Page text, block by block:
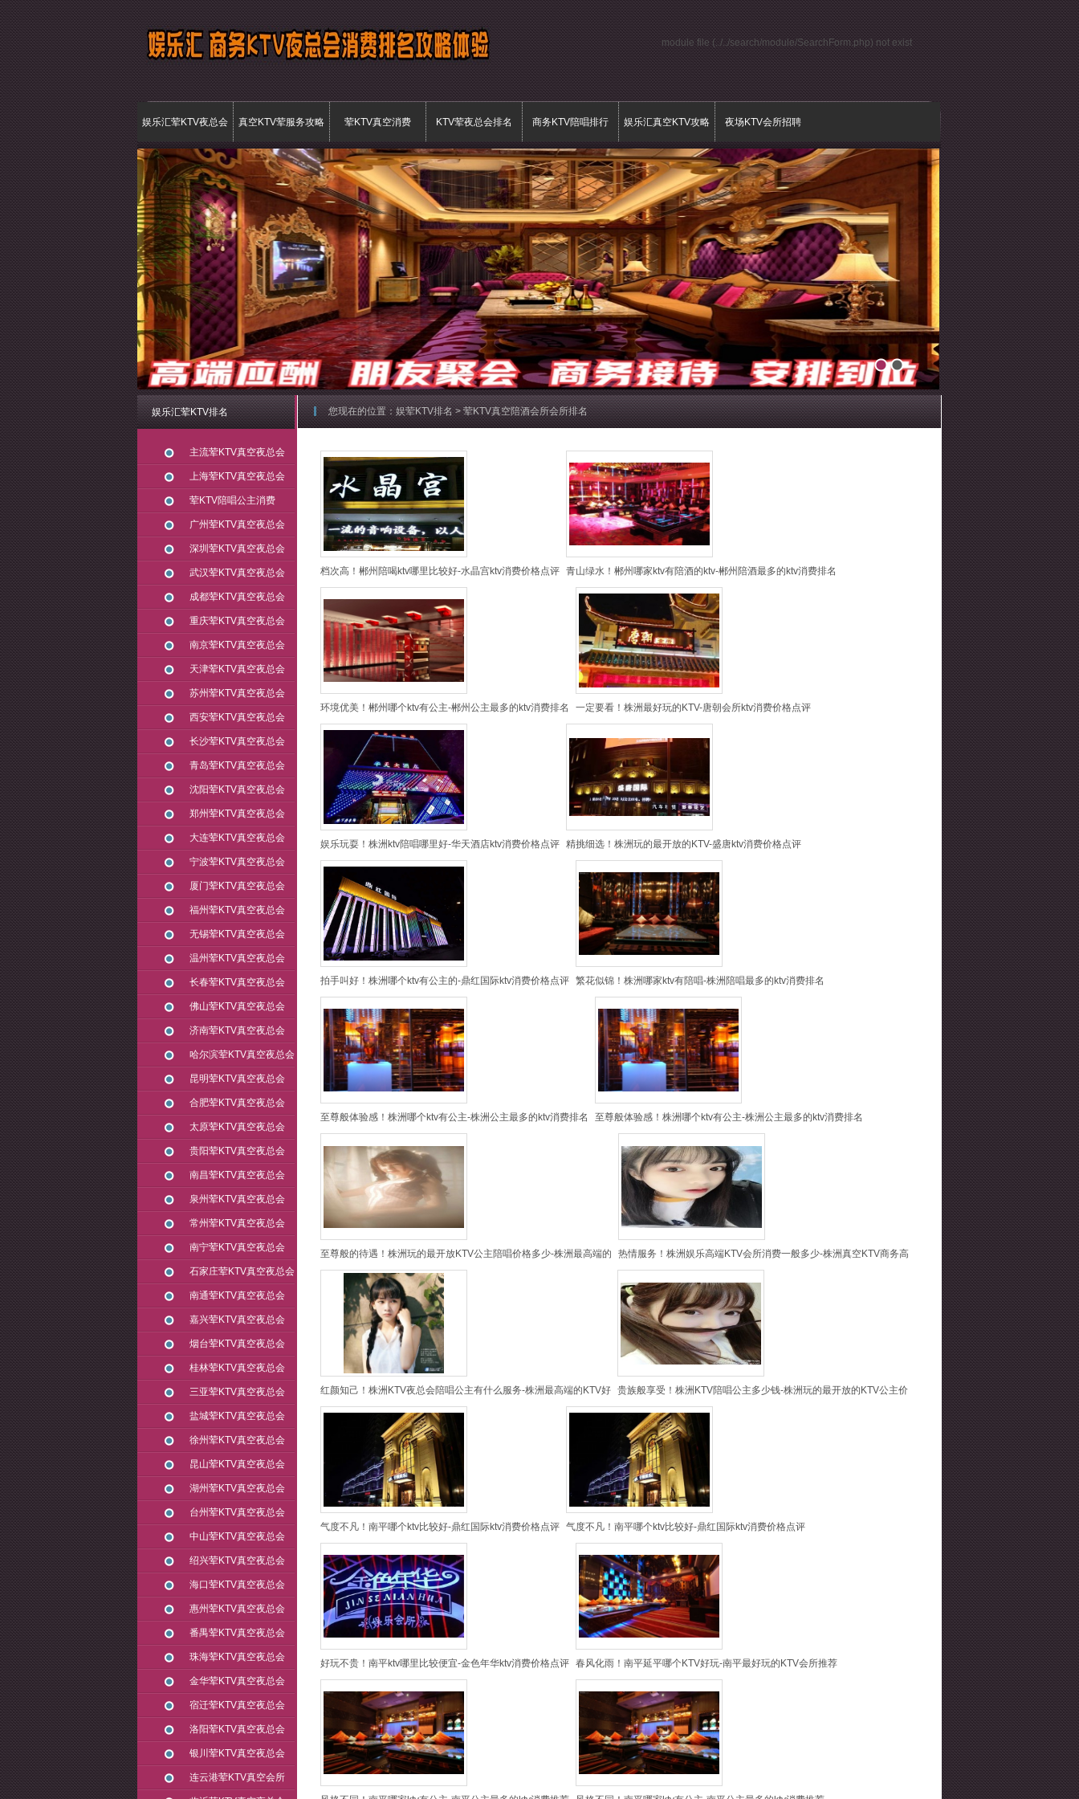
1 2
module file (../../search/module/SearchForm.php) not exist
娱乐汇荤KTV夜总会 真空KTV荤服务攻略 荤KTV真空消费 KTV荤夜总会排名 商务KTV陪唱排行 娱乐汇真空KTV攻略 夜场KTV会所招聘
娱乐汇荤KTV排名
主流荤KTV真空夜总会
上海荤KTV真空夜总会
荤KTV陪唱公主消费
广州荤KTV真空夜总会
深圳荤KTV真空夜总会
武汉荤KTV真空夜总会
成都荤KTV真空夜总会
重庆荤KTV真空夜总会
南京荤KTV真空夜总会
天津荤KTV真空夜总会
苏州荤KTV真空夜总会
西安荤KTV真空夜总会
长沙荤KTV真空夜总会
青岛荤KTV真空夜总会
沈阳荤KTV真空夜总会
郑州荤KTV真空夜总会
大连荤KTV真空夜总会
宁波荤KTV真空夜总会
厦门荤KTV真空夜总会
福州荤KTV真空夜总会
无锡荤KTV真空夜总会
温州荤KTV真空夜总会
长春荤KTV真空夜总会
佛山荤KTV真空夜总会
济南荤KTV真空夜总会
哈尔滨荤KTV真空夜总会
昆明荤KTV真空夜总会
合肥荤KTV真空夜总会
太原荤KTV真空夜总会
贵阳荤KTV真空夜总会
南昌荤KTV真空夜总会
泉州荤KTV真空夜总会
常州荤KTV真空夜总会
南宁荤KTV真空夜总会
石家庄荤KTV真空夜总会
南通荤KTV真空夜总会
嘉兴荤KTV真空夜总会
烟台荤KTV真空夜总会
桂林荤KTV真空夜总会
三亚荤KTV真空夜总会
盐城荤KTV真空夜总会
徐州荤KTV真空夜总会
昆山荤KTV真空夜总会
湖州荤KTV真空夜总会
台州荤KTV真空夜总会
中山荤KTV真空夜总会
绍兴荤KTV真空夜总会
海口荤KTV真空夜总会
惠州荤KTV真空夜总会
番禺荤KTV真空夜总会
珠海荤KTV真空夜总会
金华荤KTV真空夜总会
宿迁荤KTV真空夜总会
洛阳荤KTV真空夜总会
银川荤KTV真空夜总会
连云港荤KTV真空会所
您现在的位置：娱荤KTV排名>荤KTV真空陪酒会所会所排名
档次高！郴州陪喝ktv哪里比较好-水晶宫ktv消费价格点评 青山绿水！郴州哪家ktv有陪酒的ktv-郴州陪酒最多的ktv消费排名
环境优美！郴州哪个ktv有公主-郴州公主最多的ktv消费排名 一定要看！株洲最好玩的KTV-唐朝会所ktv消费价格点评
娱乐玩耍！株洲ktv陪唱哪里好-华天酒店ktv消费价格点评 精挑细选！株洲玩的最开放的KTV-盛唐ktv消费价格点评
拍手叫好！株洲哪个ktv有公主的-鼎红国际ktv消费价格点评 繁花似锦！株洲哪家ktv有陪唱-株洲陪唱最多的ktv消费排名
至尊般体验感！株洲哪个ktv有公主-株洲公主最多的ktv消费排名 至尊般体验感！株洲哪个ktv有公主-株洲公主最多的ktv消费排名
至尊般的待遇！株洲玩的最开放KTV公主陪唱价格多少-株洲最高端的 热情服务！株洲娱乐高端KTV会所消费一般多少-株洲真空KTV商务高
红颜知己！株洲KTV夜总会陪唱公主有什么服务-株洲最高端的KTV好 贵族般享受！株洲KTV陪唱公主多少钱-株洲玩的最开放的KTV公主价
气度不凡！南平哪个ktv比较好-鼎红国际ktv消费价格点评 气度不凡！南平哪个ktv比较好-鼎红国际ktv消费价格点评
好玩不贵！南平ktv哪里比较便宜-金色年华ktv消费价格点评 春风化雨！南平延平哪个KTV好玩-南平最好玩的KTV会所推荐